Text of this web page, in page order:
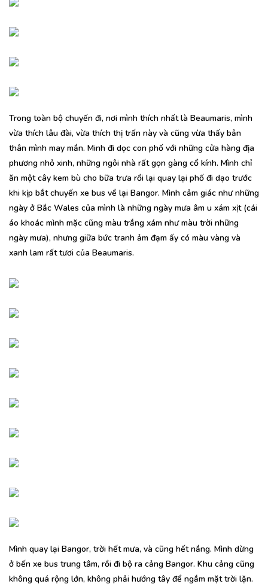
Trong toàn bộ chuyến đi, nơi mình thích nhất là Beaumaris, mình
vừa thích lâu đài, vừa thích thị trấn này và cũng vừa thấy bản
thân mình may mắn. Minh đi dọc con phố với những cửa hàng địa
phương nhỏ xinh, những ngôi nhà rất gọn gàng cổ kính. Mình chỉ
ăn một cây kem bù cho bữa trưa rồi lại quay lại phố đi dạo trước
khi kịp bắt chuyến xe bus về lại Bangor. Mình cảm giác như những
ngày ở Bắc Wales của mình là những ngày mưa âm u xám xịt (cái
áo khoác mình mặc cũng màu trắng xám như màu trời những
ngày mưa), nhưng giữa bức tranh ảm đạm ấy có màu vàng và
xanh lam rất tươi của Beaumaris.
Mình quay lại Bangor, trời hết mưa, và cũng hết nắng. Mình dừng
ở bến xe bus trung tâm, rồi đi bộ ra cảng Bangor. Khu cảng cũng
không quá rộng lớn, không phải hướng tây để ngắm mặt trời lặn.